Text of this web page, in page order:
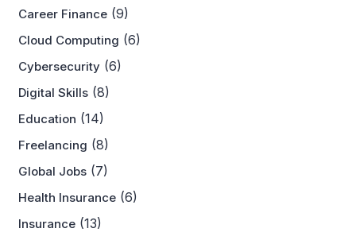
Career Finance (9)
Cloud Computing (6)
Cybersecurity (6)
Digital Skills (8)
Education (14)
Freelancing (8)
Global Jobs (7)
Health Insurance (6)
Insurance (13)